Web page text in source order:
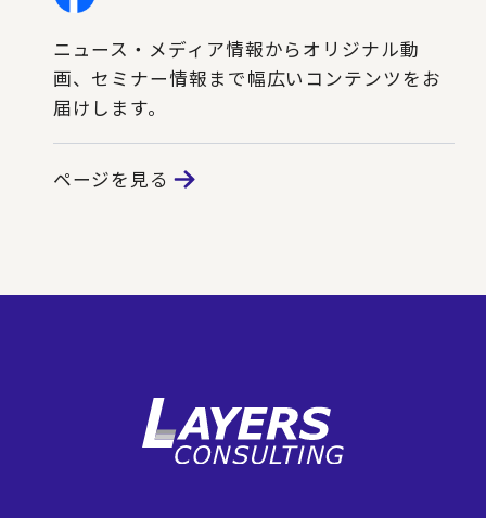
ニュース・メディア情報からオリジナル動
画、セミナー情報まで幅広いコンテンツをお
届けします。
ページを見る